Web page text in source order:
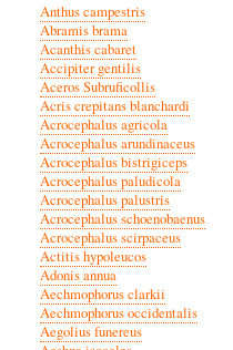
Anthus campestris
Abramis brama
Acanthis cabaret
Accipiter gentilis
Aceros Subruficollis
Acris crepitans blanchardi
Acrocephalus agricola
Acrocephalus arundinaceus
Acrocephalus bistrigiceps
Acrocephalus paludicola
Acrocephalus palustris
Acrocephalus schoenobaenus
Acrocephalus scirpaceus
Actitis hypoleucos
Adonis annua
Aechmophorus clarkii
Aechmophorus occidentalis
Aegolius funereus